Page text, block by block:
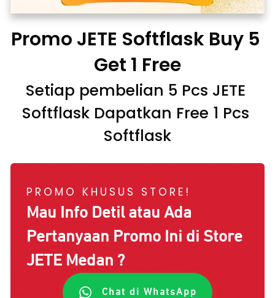
Promo JETE Softflask Buy 5
Get 1 Free
Setiap pembelian 5 Pcs JETE
Softflask Dapatkan Free 1 Pcs
Softflask
PROMO KHUSUS STORE!
Mau Info Detil atau Ada
Pertanyaan Promo Ini di Store
JETE Medan ?
Chat di WhatsApp